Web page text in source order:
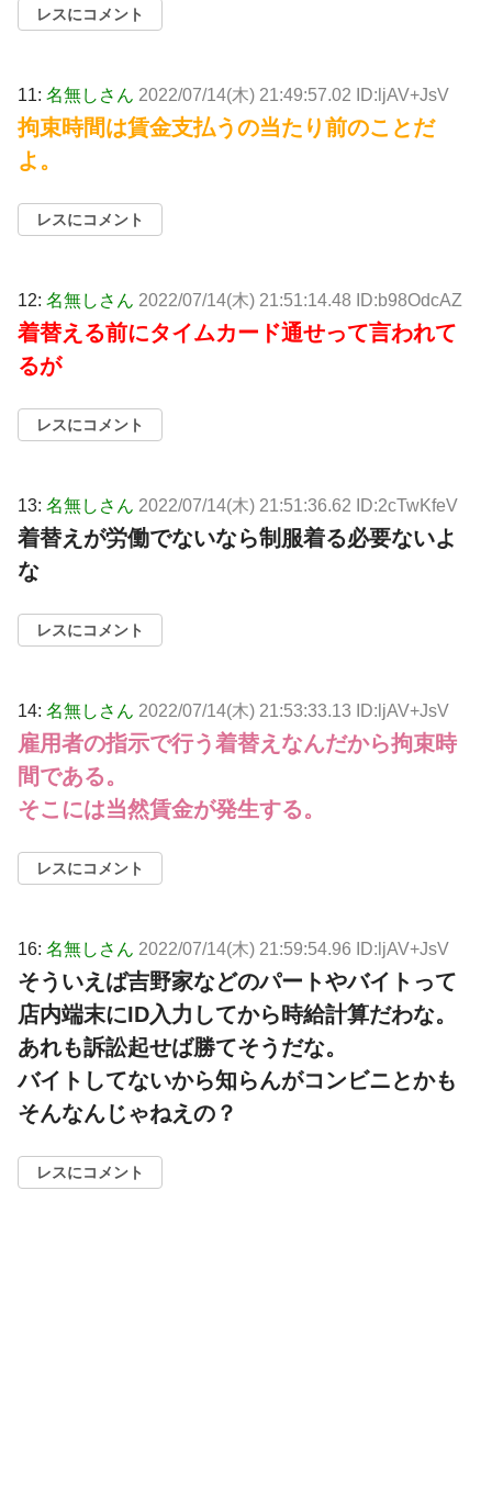
レスにコメント
11: 名無しさん 2022/07/14(木) 21:49:57.02 ID:ljAV+JsV
拘束時間は賃金支払うの当たり前のことだ
よ。
レスにコメント
12: 名無しさん 2022/07/14(木) 21:51:14.48 ID:b98OdcAZ
着替える前にタイムカード通せって言われて
るが
レスにコメント
13: 名無しさん 2022/07/14(木) 21:51:36.62 ID:2cTwKfeV
着替えが労働でないなら制服着る必要ないよ
な
レスにコメント
14: 名無しさん 2022/07/14(木) 21:53:33.13 ID:ljAV+JsV
雇用者の指示で行う着替えなんだから拘束時
間である。
そこには当然賃金が発生する。
レスにコメント
16: 名無しさん 2022/07/14(木) 21:59:54.96 ID:ljAV+JsV
そういえば吉野家などのパートやバイトって
店内端末にID入力してから時給計算だわな。
あれも訴訟起せば勝てそうだな。
バイトしてないから知らんがコンビニとかも
そんなんじゃねえの？
レスにコメント